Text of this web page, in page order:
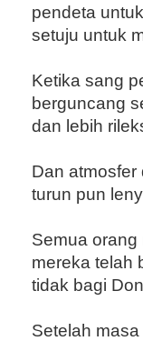
pendeta
setuju untuk
Ketika sang
berguncang
dan lebih
Dan atmosfer
turun pun
Semua
mereka telah
tidak bagi
Setelah